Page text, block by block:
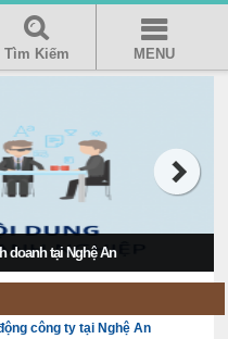
Tìm Kiếm MENU
doanh tại Nghệ An
công ty tại Nghệ An